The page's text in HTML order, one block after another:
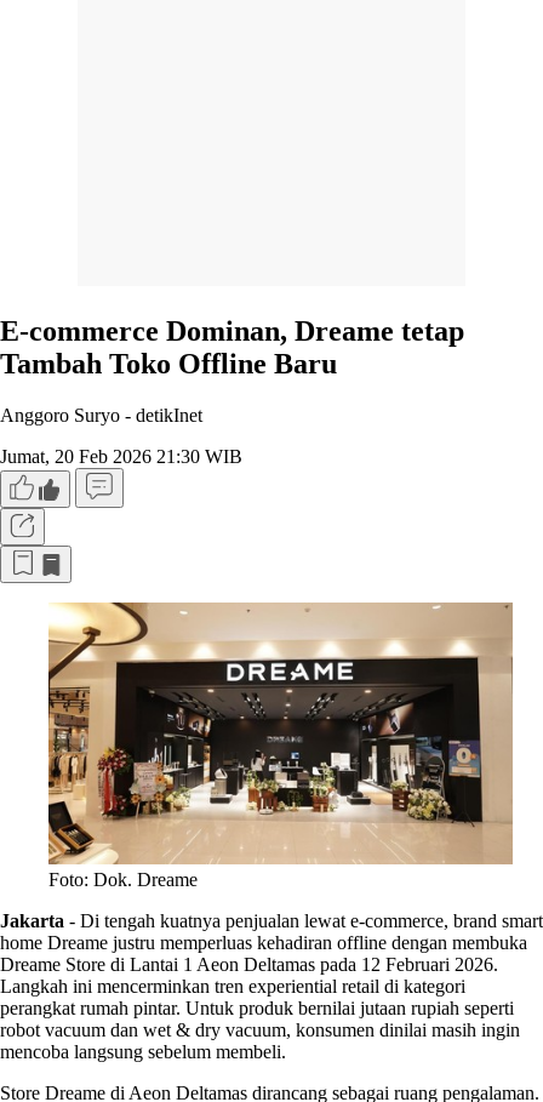
E-commerce Dominan, Dreame tetap
Tambah Toko Offline Baru
Anggoro Suryo - detikInet
Jumat, 20 Feb 2026 21:30 WIB
Foto: Dok. Dreame
Jakarta - Di tengah kuatnya penjualan lewat e-commerce, brand smart
home Dreame justru memperluas kehadiran offline dengan membuka
Dreame Store di Lantai 1 Aeon Deltamas pada 12 Februari 2026.
Langkah ini mencerminkan tren experiential retail di kategori
perangkat rumah pintar. Untuk produk bernilai jutaan rupiah seperti
robot vacuum dan wet & dry vacuum, konsumen dinilai masih ingin
mencoba langsung sebelum membeli.
Store Dreame di Aeon Deltamas dirancang sebagai ruang pengalaman.